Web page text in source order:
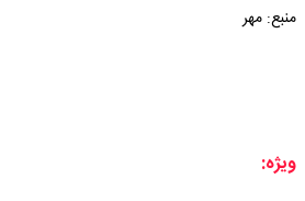
منبع: مهر
ویژه: